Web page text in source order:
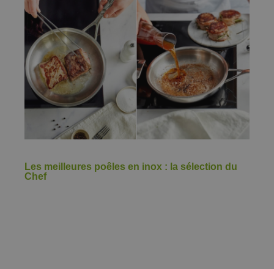
Les meilleures poêles en inox : la sélection du
Chef